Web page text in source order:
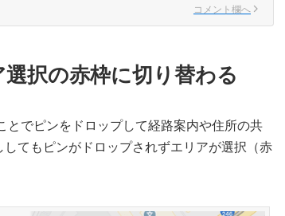
コメント欄へ
択の赤枠に切り替わる
でピンをドロップして経路案内や住所の共
てもピンがドロップされずエリアが選択（赤